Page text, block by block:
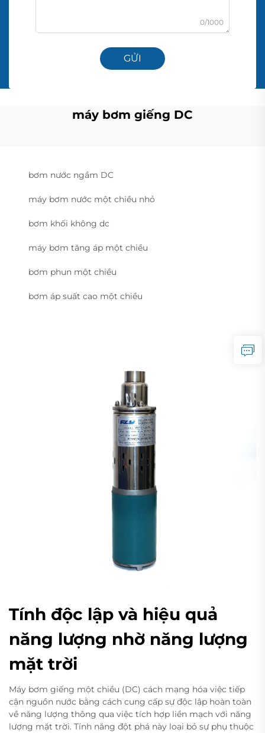
0/1000
GỬI
máy bơm giếng DC
bơm nước ngầm DC
máy bơm nước một chiều nhỏ
bơm khối không dc
máy bơm tăng áp một chiều
bơm phun một chiều
bơm áp suất cao một chiều
Tính độc lập và hiệu quả
năng lượng nhờ năng lượng
mặt trời
Máy bơm giếng một chiều (DC) cách mạng hóa việc tiếp
cận nguồn nước bằng cách cung cấp sự độc lập hoàn toàn
về năng lượng thông qua việc tích hợp liền mạch với năng
lượng mặt trời. Tính năng đột phá này loại bỏ sự phụ thuộc